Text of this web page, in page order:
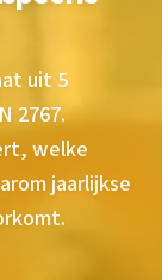
uit 5
2767.
welke
jaarlijkse